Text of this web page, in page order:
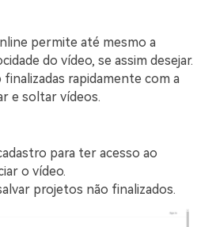
permite até mesmo a
do vídeo, se assim desejar.
finalizadas rapidamente com a
e soltar vídeos.
para ter acesso ao
o vídeo.
projetos não finalizados.